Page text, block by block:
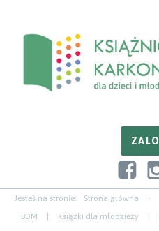
zawartości
nawigacji
paska
Jesteś na stronie:
Strona główna
BDM
Książki dla młodzieży